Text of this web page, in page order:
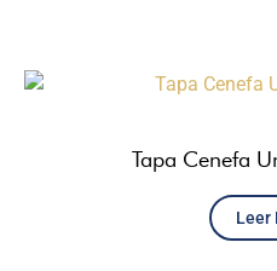
Tapa Cenefa
Leer